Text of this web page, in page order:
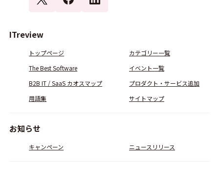
ITreview
トップページ
カテゴリー一覧
The Best Software
イベント一覧
B2B IT / SaaS カオスマップ
プロダクト・サービス追加
用語集
サイトマップ
お知らせ
キャンペーン ニュースリリース